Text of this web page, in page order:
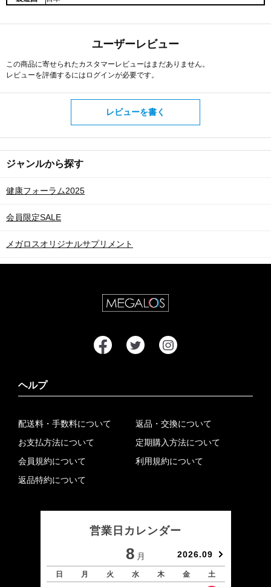
ユーザーレビュー
この商品に寄せられたカスタマーレビューはまだありません。
レビューを評価するには ログインが必要です。
レビューを書く
ジャンルから探す
健康フォーラム2025
会員限定SALE
メガロスオリジナルサプリメント
ヘルプ
配送料・手数料について
お支払方法について
会員規約について
返品特約について
返品・交換について
定期購入方法について
利用規約について
営業日カレンダー
8 月 2026.09
日 月 火 水 木 金 土